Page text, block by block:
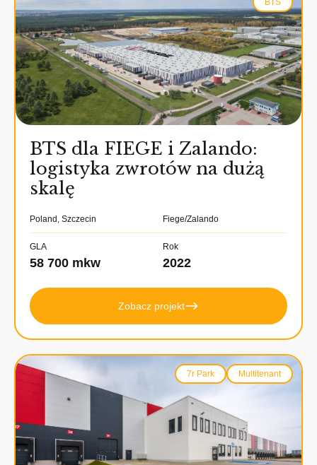
BTS
BTS dla FIEGE i Zalando:
logistyka zwrotów na dużą
skalę
Poland, Szczecin Fiege/Zalando
GLA
58 700 mkw
Rok
2022
Zobacz projekt
7r Park Multitenant